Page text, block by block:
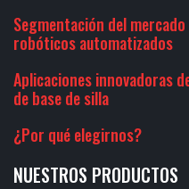
Segmentación del
robóticos automatizados
Aplicaciones innovadoras
de base de silla
¿Por qué elegirnos?
NUESTROS PRODUCTOS